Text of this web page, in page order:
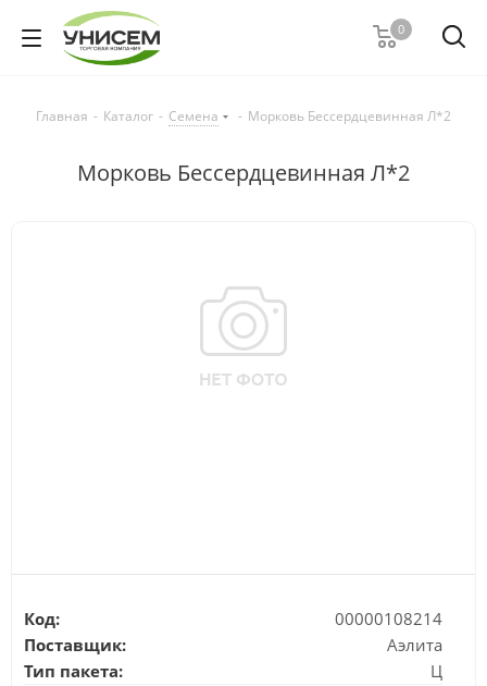
0
Главная - Каталог - Семена - Морковь Бессердцевинная Л*2
Морковь Бессердцевинная Л*2
Код:
00000108214
Поставщик:
Аэлита
Тип пакета:
Ц